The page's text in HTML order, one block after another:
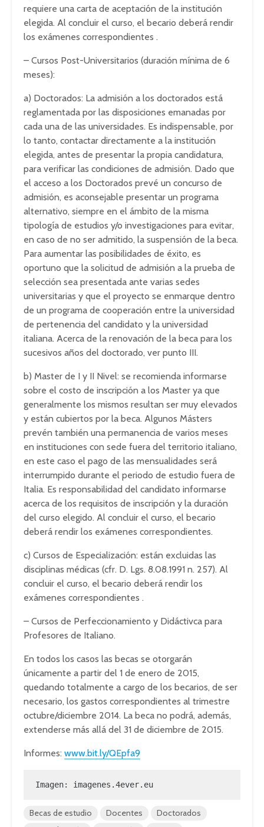
requiere una carta de aceptación de la institución
elegida. Al concluir el curso, el becario deberá rendir
los exámenes correspondientes .
– Cursos Post-Universitarios (duración mínima de 6
meses):
a) Doctorados: La admisión a los doctorados está
reglamentada por las disposiciones emanadas por
cada una de las universidades. Es indispensable, por
lo tanto, contactar directamente a la institución
elegida, antes de presentar la propia candidatura,
para verificar las condiciones de admisión. Dado que
el acceso a los Doctorados prevé un concurso de
admisión, es aconsejable presentar un programa
alternativo, siempre en el ámbito de la misma
tipología de estudios y/o investigaciones para evitar,
en caso de no ser admitido, la suspensión de la beca.
Para aumentar las posibilidades de éxito, es
oportuno que la solicitud de admisión a la prueba de
selección sea presentada ante varias sedes
universitarias y que el proyecto se enmarque dentro
de un programa de cooperación entre la universidad
de pertenencia del candidato y la universidad
italiana. Acerca de la renovación de la beca para los
sucesivos años del doctorado, ver punto III.
b) Master de I y II Nivel: se recomienda informarse
sobre el costo de inscripción a los Master ya que
generalmente los mismos resultan ser muy elevados
y están cubiertos por la beca. Algunos Másters
prevén también una permanencia de varios meses
en instituciones con sede fuera del territorio italiano,
en este caso el pago de las mensualidades será
interrumpido durante el periodo de estudio fuera de
Italia. Es responsabilidad del candidato informarse
acerca de los requisitos de inscripción y la duración
del curso elegido. Al concluir el curso, el becario
deberá rendir los exámenes correspondientes.
c) Cursos de Especialización: están excluidas las
disciplinas médicas (cfr. D. Lgs. 8.08.1991 n. 257). Al
concluir el curso, el becario deberá rendir los
exámenes correspondientes .
– Cursos de Perfeccionamiento y Didáctivca para
Profesores de Italiano.
En todos los casos las becas se otorgarán
únicamente a partir del 1 de enero de 2015,
quedando totalmente a cargo de los becarios, de ser
necesario, los gastos correspondientes al trimestre
octubre/diciembre 2014. La beca no podrá, además,
extenderse más allá del 31 de diciembre de 2015.
Informes: www.bit.ly/QEpfa9
Imagen: imagenes.4ever.eu
Becas de estudio Docentes
Doctorados